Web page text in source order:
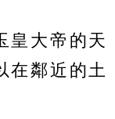
皇大帝的天
在鄰近的土